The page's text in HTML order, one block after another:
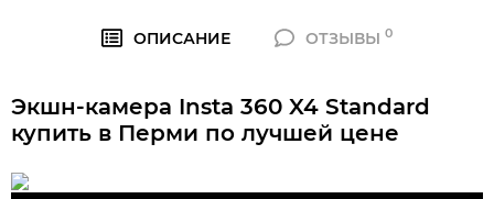
ОПИСАНИЕ ОТЗЫВЫ0
Экшн-камера Insta 360 X4 Standard
купить в Перми по лучшей цене